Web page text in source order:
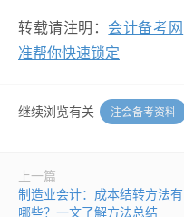
转载请注明： 会计备考网
准帮你快速锁定
继续浏览有关 注会备考资料
上一篇
制造业会计：成本结转方法有
哪些？一文了解方法总结